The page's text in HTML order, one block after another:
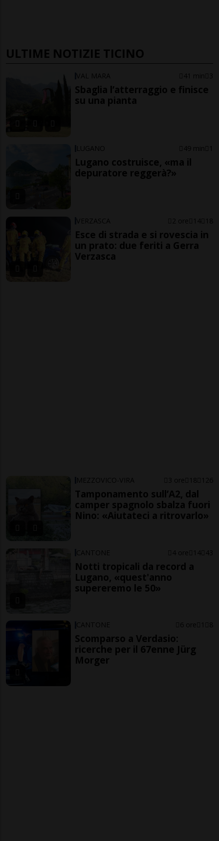
ULTIME NOTIZIE TICINO
VAL MARA 41 min 3
Sbaglia l’atterraggio e finisce
su una pianta
LUGANO 49 min 1
Lugano costruisce, «ma il
depuratore reggerà?»
VERZASCA 2 ore 14 18
Esce di strada e si rovescia in
un prato: due feriti a Gerra
Verzasca
MEZZOVICO-VIRA 3 ore 18 126
Tamponamento sull’A2, dal
camper spagnolo sbalza fuori
Nino: «Aiutateci a ritrovarlo»
CANTONE 4 ore 14 43
Notti tropicali da record a
Lugano, «quest'anno
supereremo le 50»
CANTONE 6 ore 1 8
Scomparso a Verdasio:
ricerche per il 67enne Jürg
Morger